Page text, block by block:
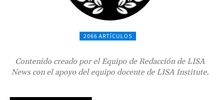
2066 ARTÍCULOS
Contenido creado por el Equipo de Redacción de LISA
News con el apoyo del equipo docente de LISA Institute.